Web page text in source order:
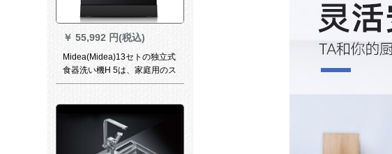
￥ 55,992 円(税込)
Midea(Midea)13セトの独立式
食器洗い機H 5は、家庭用のス
タッド式の組み込み式食器洗